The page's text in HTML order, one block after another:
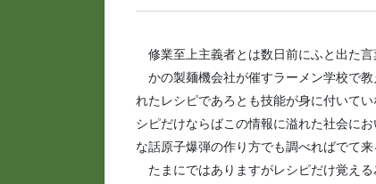
修業至上主義者とは数日前にふと出た言
かの製麺機会社が催すラーメン学校で
れたレシピであろとも技能が身に付いて
シピだけならばこの情報に溢れた社会に
な話原子爆弾の作り方でも調べればでて来
たまにではありますがレシピだけ覚え